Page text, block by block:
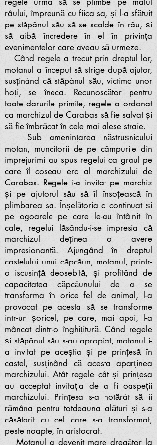
râului, împreună cu fiica sa, și l-a sfătuit
pe stăpânul său să se scalde în râu, și
să aibă încredere în el în privința
evenimentelor care aveau să urmeze.
Când regele a trecut prin dreptul lor,
motanul a început să strige după ajutor,
susținând că stăpânul său, victima unor
hoți, se îneca. Recunoscător pentru
toate darurile primite, regele a ordonat
ca marchizul de Carabas să fie salvat și
să fie îmbrăcat în cele mai alese straie.
Sub amenințarea năstrușnicului
motan, muncitorii de pe câmpurile din
împrejurimi au spus regelui ca grâul pe
care îl coseau era al marchizului de
Carabas. Regele i-a invitat pe marchiz
și pe ajutorul său să îl însoțească în
plimbarea sa. Înșelătoria a continuat și
pe ogoarele pe care le-au întâlnit în
cale, regelui lăsându-i-se impresia că
marchizul deținea o avere
impresionantă. Ajungând în dreptul
castelului unui căpcăun, motanul, printr-
o iscusință deosebită, și profitând de
capacitatea căpcăunului de a se
transforma în orice fel de animal, l-a
provocat pe acesta să se transforme
într-un șoricel, pe care, mai apoi, l-a
mâncat dintr-o înghițitură. Când regele
și stăpânul său s-au apropiat, motanul i-
a invitat pe aceștia și pe prințesă în
castel, susținând că acesta aparținea
marchizului. Atât regele cât și prințesa
au acceptat invitația de a fi oaspeții
marchizului. Prințesa s-a hotărât să îi
rămâna pentru totdeauna alături și s-a
căsătorit cu cel care s-a transformat,
peste noapte, în aristocrat.
Motanul a devenit mare dregător la